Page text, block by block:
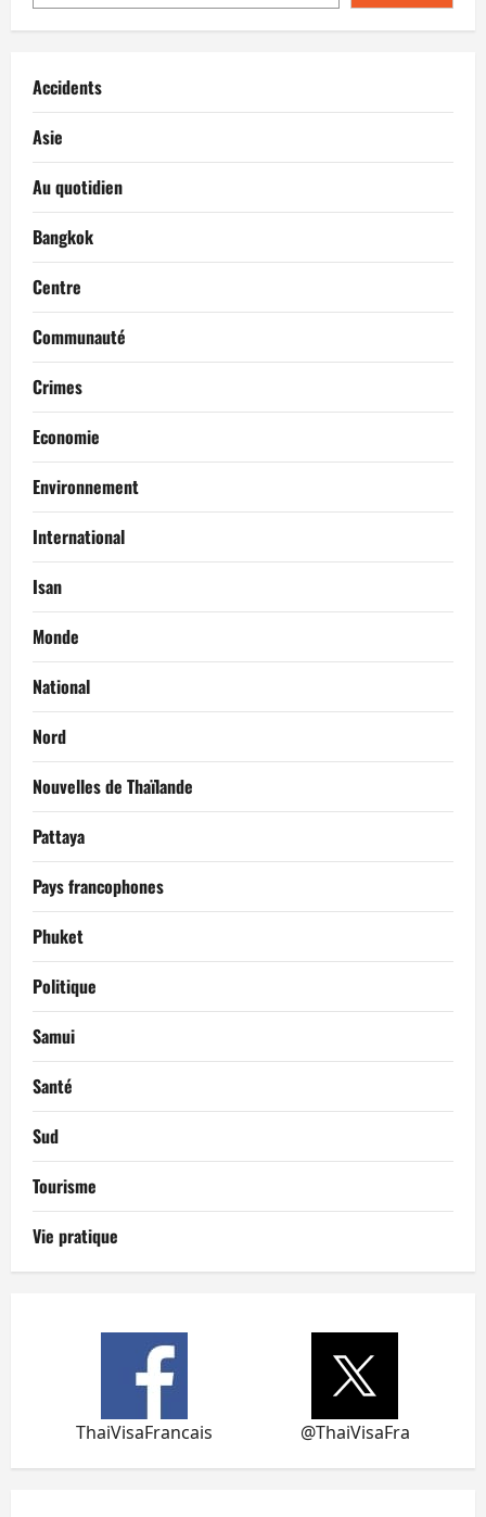
Accidents
Asie
Au quotidien
Bangkok
Centre
Communauté
Crimes
Economie
Environnement
International
Isan
Monde
National
Nord
Nouvelles de Thaïlande
Pattaya
Pays francophones
Phuket
Politique
Samui
Santé
Sud
Tourisme
Vie pratique
ThaiVisaFrancais @ThaiVisaFra